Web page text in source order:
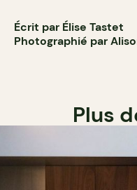
Écrit par Élise Tastet
Photographié par
Plus